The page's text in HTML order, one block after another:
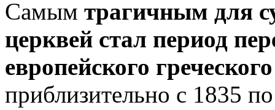
Самым трагичным для
церквей стал период
европейского
приблизительно с 1835